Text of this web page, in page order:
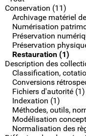
Conservation (11)
Archivage matériel
Numérisation
Préservation
Préservation
Restauration (1)
Description des
Classification,
Conversions
Fichiers d'autorité (1)
Indexation (1)
Méthodes, outils,
Modélisation
Normalisation des